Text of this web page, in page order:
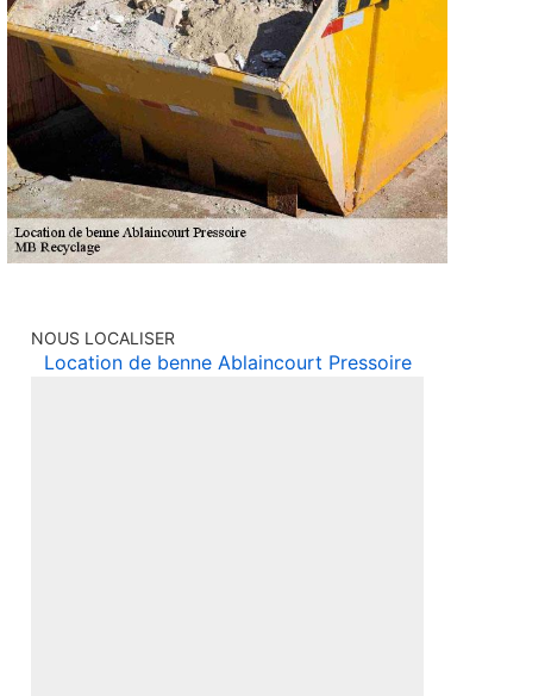
NOUS LOCALISER
Location de benne Ablaincourt Pressoire